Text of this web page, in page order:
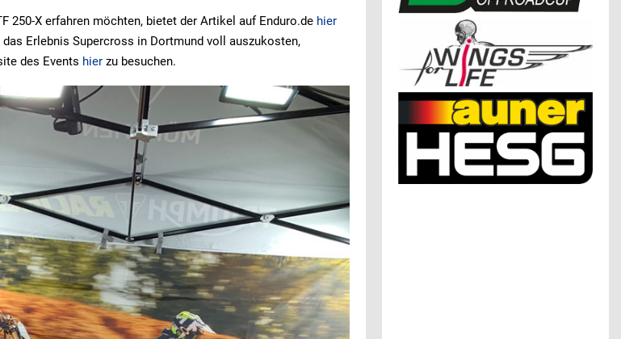
250-X erfahren möchten, bietet der Artikel auf Enduro.de hier
Erlebnis Supercross in Dortmund voll auszukosten,
des Events hier zu besuchen.